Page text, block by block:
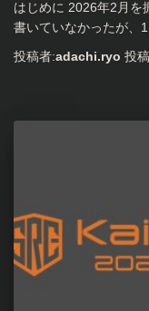
はじめに 2026年2月を
書いていなかったが、
投稿者:adachi.ryo 投